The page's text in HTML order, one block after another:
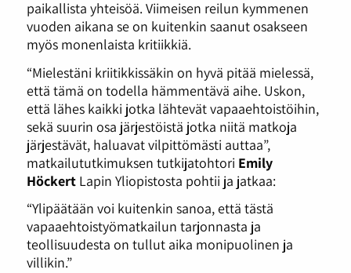
paikallista yhteisöä. Viimeisen reilun kymmenen
vuoden aikana se on kuitenkin saanut osakseen
myös monenlaista kritiikkiä.
“Mielestäni kriitikkissäkin on hyvä pitää mielessä,
että tämä on todella hämmentävä aihe. Uskon,
että lähes kaikki jotka lähtevät vapaaehtoistöihin,
sekä suurin osa järjestöistä jotka niitä matkoja
järjestävät, haluavat vilpittömästi auttaa”,
matkailututkimuksen tutkijatohtori Emily
HöckertLapin Yliopistosta pohtii ja jatkaa:
“Ylipäätään voi kuitenkin sanoa, että tästä
vapaaehtoistyömatkailun tarjonnasta ja
teollisuudesta on tullut aika monipuolinen ja
villikin.”